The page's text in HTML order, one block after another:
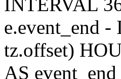
e.event_end
tz.offset)
AS